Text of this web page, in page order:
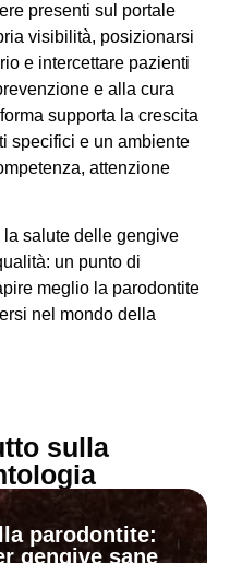
presenti sul portale
visibilità, posizionarsi
e intercettare pazienti
e alla cura
supporta la crescita
specifici e un ambiente
attenzione
la salute delle gengive
un punto di
meglio la parodontite
nel mondo della
sulla
parodontite:
gengive sane